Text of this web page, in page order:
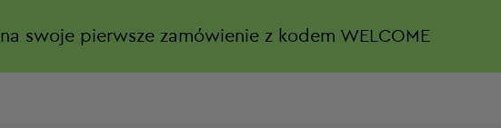
na swoje pierwsze zamówienie z kodem WELCOME